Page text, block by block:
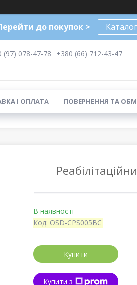
до покупок >
(97) 078-47-78
+380 (66) 712-43-47
І ОПЛАТА ПОВЕРНЕННЯ ТА
В наявності
Код: OSD-CPS005BC
Купити
Купити з